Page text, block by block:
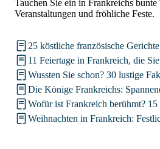
Tauchen Sie ein in Frankreichs
Veranstaltungen und fröhliche Feste.
25 köstliche französische
11 Feiertage in Frankreich, die
Wussten Sie schon? 30 lustige
Die Könige Frankreichs:
Wofür ist Frankreich berühmt?
Weihnachten in Frankreich: